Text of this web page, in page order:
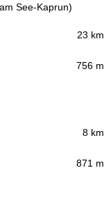
See-Kaprun)
23 km
756 m
8 km
871 m